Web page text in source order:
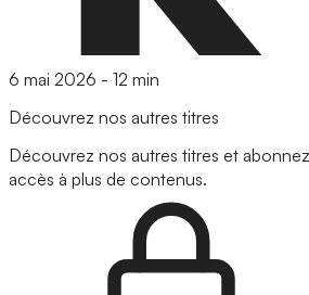
6 mai 2026 - 12 min
Découvrez nos autres titres
Découvrez nos autres titres et
accès à plus de contenus.